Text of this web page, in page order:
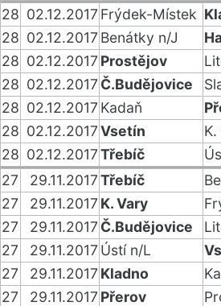
28 02.12.2017 Frýdek-Místek
28 02.12.2017 Benátky n/J
28 02.12.2017 Prostějov
28 02.12.2017 Č.Budějovice
28 02.12.2017 Kadaň
28 02.12.2017Vsetín
28 02.12.2017Třebíč
27
29.11.2017Třebíč
27
29.11.2017 K. Vary
27
29.11.2017 Č.Budějovice
27
29.11.2017 Ústí n/L
27
29.11.2017 Kladno
27
29.11.2017 Přerov